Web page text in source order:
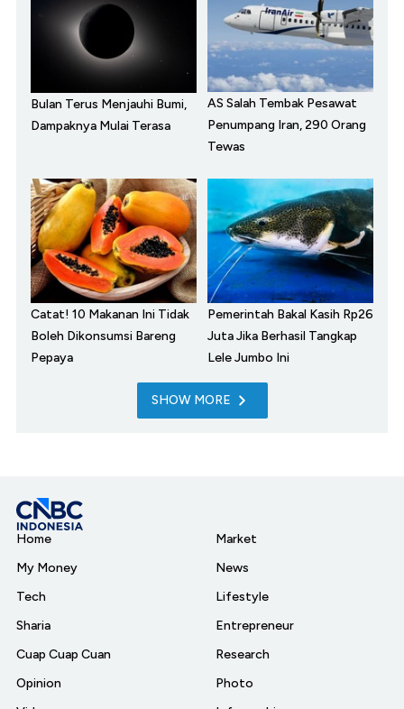
Bulan Terus Menjauhi Bumi,
Dampaknya Mulai Terasa
AS Salah Tembak Pesawat
Penumpang Iran, 290 Orang
Tewas
Catat! 10 Makanan Ini Tidak
Boleh Dikonsumsi Bareng
Pepaya
Pemerintah Bakal Kasih Rp26
Juta Jika Berhasil Tangkap
Lele Jumbo Ini
SHOW MORE
Home
My Money
Tech
Sharia
Cuap Cuap Cuan
Opinion
Market
News
Lifestyle
Entrepreneur
Research
Photo